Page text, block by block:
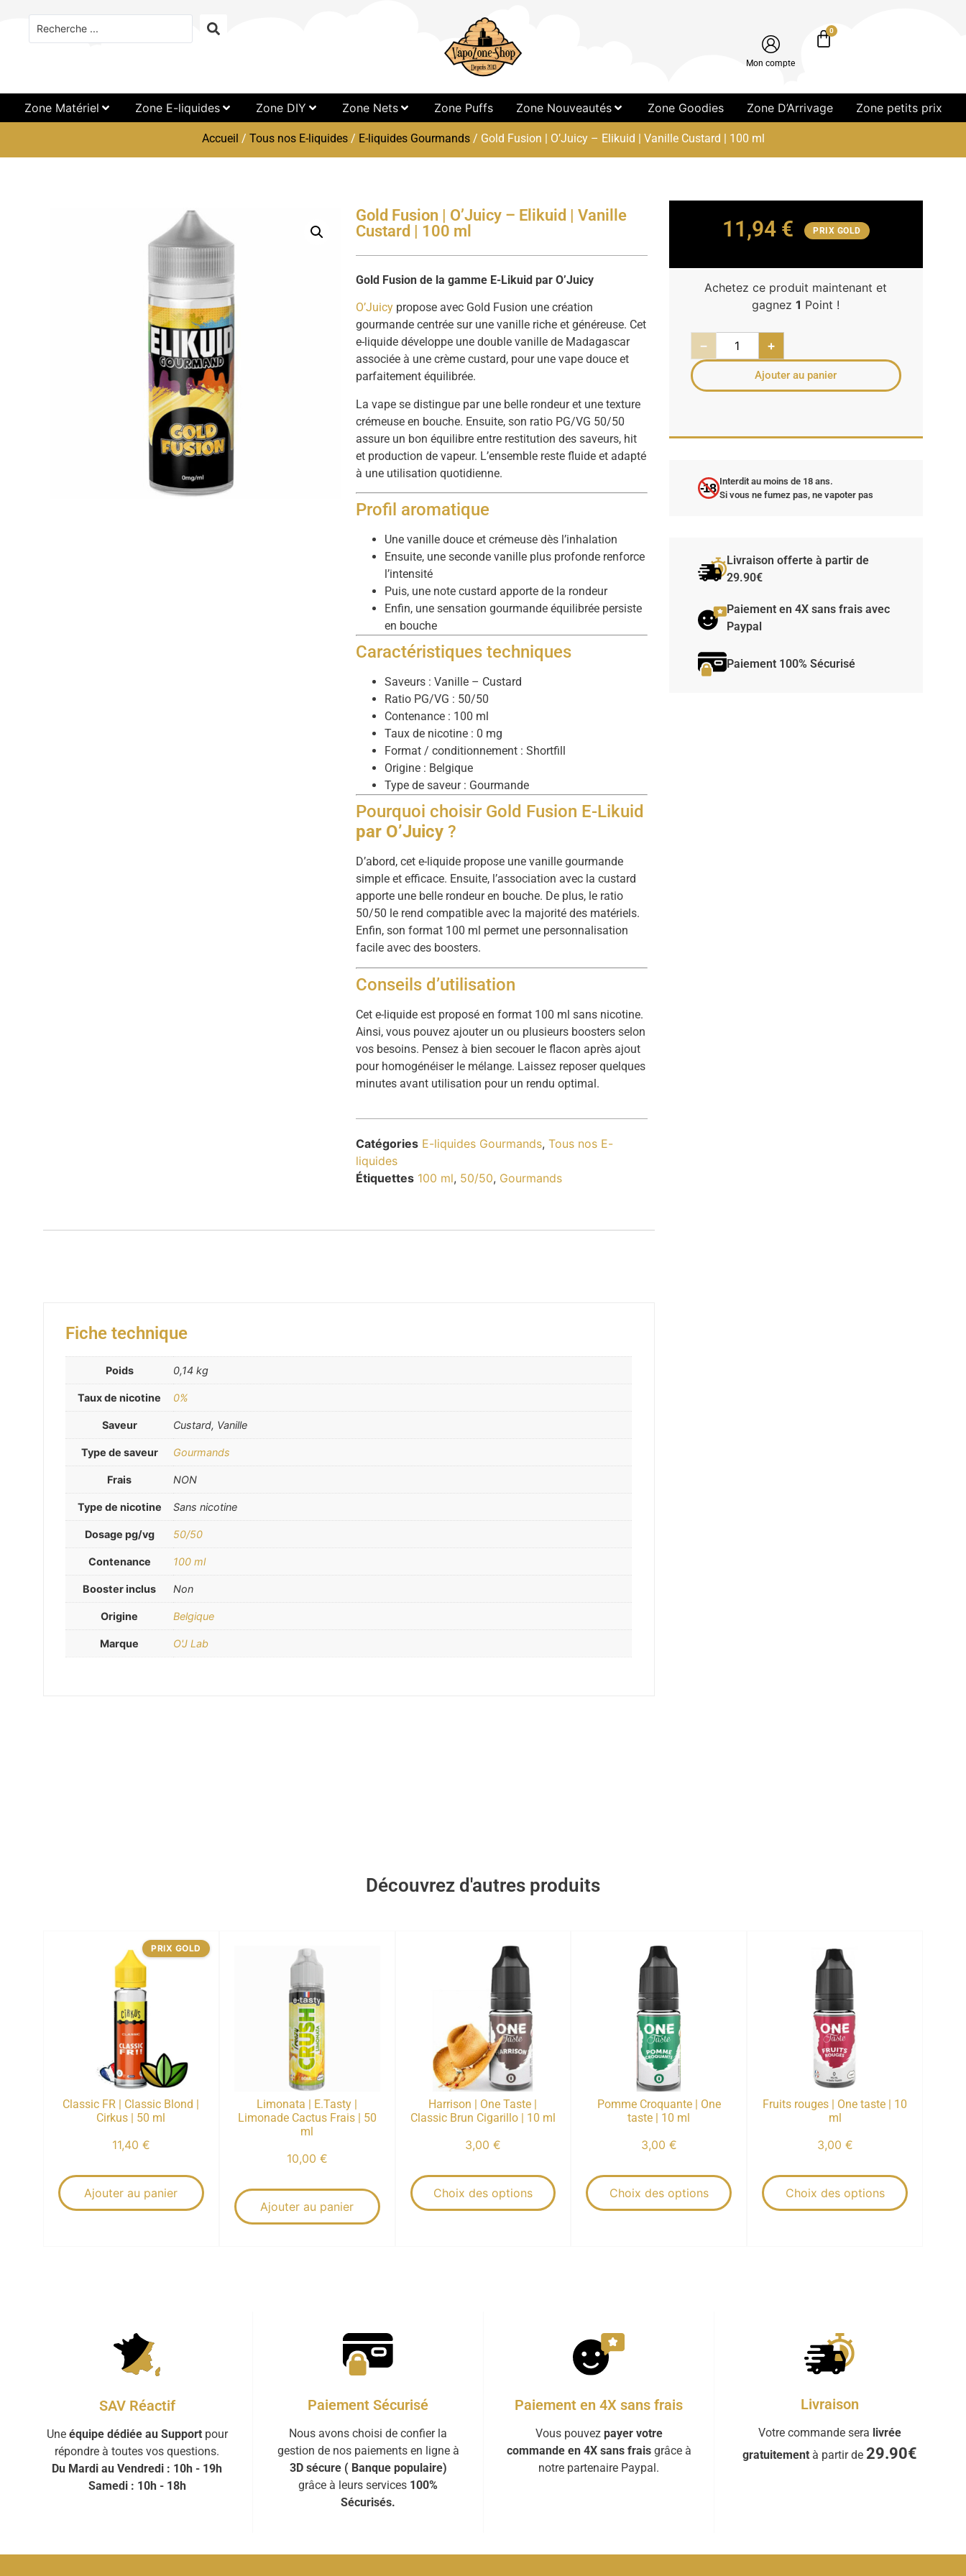
Mon compte
0
Zone Matériel Zone E-liquides Zone DIY Zone Nets Zone Puffs Zone Nouveautés Zone Goodies Zone D’Arrivage Zone petits prix
Accueil / Tous nos E-liquides/ E-liquides Gourmands/ Gold Fusion | O’Juicy – Elikuid | Vanille Custard | 100 ml
Gold Fusion | O’Juicy – Elikuid | Vanille
Custard | 100 ml
Gold Fusion de la gamme E-Likuid par O’Juicy
O’Juicy propose avec Gold Fusion une création
gourmande centrée sur une vanille riche et généreuse. Cet
e-liquide développe une double vanille de Madagascar
associée à une crème custard, pour une vape douce et
parfaitement équilibrée.
La vape se distingue par une belle rondeur et une texture
crémeuse en bouche. Ensuite, son ratio PG/VG 50/50
assure un bon équilibre entre restitution des saveurs, hit
et production de vapeur. L’ensemble reste fluide et adapté
à une utilisation quotidienne.
Profil aromatique
Une vanille douce et crémeuse dès l’inhalation
Ensuite, une seconde vanille plus profonde renforce
l’intensité
Puis, une note custard apporte de la rondeur
Enfin, une sensation gourmande équilibrée persiste
en bouche
Caractéristiques techniques
Saveurs : Vanille – Custard
Ratio PG/VG : 50/50
Contenance : 100 ml
Taux de nicotine : 0 mg
Format / conditionnement : Shortfill
Origine : Belgique
Type de saveur : Gourmande
Pourquoi choisir Gold Fusion E-Likuid
par O’Juicy ?
D’abord, cet e-liquide propose une vanille gourmande
simple et efficace. Ensuite, l’association avec la custard
apporte une belle rondeur en bouche. De plus, le ratio
50/50 le rend compatible avec la majorité des matériels.
Enfin, son format 100 ml permet une personnalisation
facile avec des boosters.
Conseils d’utilisation
Cet e-liquide est proposé en format 100 ml sans nicotine.
Ainsi, vous pouvez ajouter un ou plusieurs boosters selon
vos besoins. Pensez à bien secouer le flacon après ajout
pour homogénéiser le mélange. Laissez reposer quelques
minutes avant utilisation pour un rendu optimal.
Catégories E-liquides Gourmands,Tous nos E-
liquides
Étiquettes 100 ml, 50/50, Gourmands
Fiche technique
Poids 0,14 kg
Taux de nicotine 0%
Saveur Custard, Vanille
Type de saveur Gourmands
Frais NON
Type de nicotine Sans nicotine
Dosage pg/vg 50/50
Contenance 100 ml
Booster inclus Non
Origine Belgique
Marque O'J Lab
11,94 € PRIX GOLD
Achetez ce produit maintenant et
gagnez1 Point !
− +
Ajouter au panier
-18 Interdit au moins de 18 ans.
Si vous ne fumez pas, ne vapoter pas
Livraison offerte à partir de
29.90€
Paiement en 4X sans frais avec
Paypal
Paiement 100% Sécurisé
Découvrez d'autres produits
Classic FR | Classic Blond |
Cirkus | 50 ml
11,40 €
Ajouter au panier
PRIX GOLD
Limonata | E.Tasty |
Limonade Cactus Frais | 50
ml
10,00 €
Ajouter au panier
Harrison | One Taste |
Classic Brun Cigarillo | 10 ml
3,00 €
Choix des options
Pomme Croquante | One
taste | 10 ml
3,00 €
Choix des options
Fruits rouges | One taste | 10
ml
3,00 €
Choix des options
SAV Réactif
Une équipe dédiée au Supportpour
répondre à toutes vos questions.
Du Mardi au Vendredi : 10h - 19h
Samedi : 10h - 18h
Paiement Sécurisé
Nous avons choisi de confier la
gestion de nos paiements en ligne à
3D sécure ( Banque populaire)
grâce à leurs services 100%
Sécurisés.
Paiement en 4X sans frais
Vous pouvez payer votre
commande en 4X sans fraisgrâce à
notre partenaire Paypal.
Livraison
Votre commande sera livrée
gratuitementà partir de 29.90€